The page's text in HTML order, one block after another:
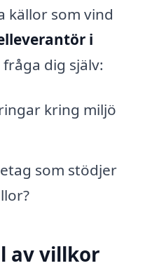
källor som vind
i
dig själv:
kring miljö
som stödjer
av villkor